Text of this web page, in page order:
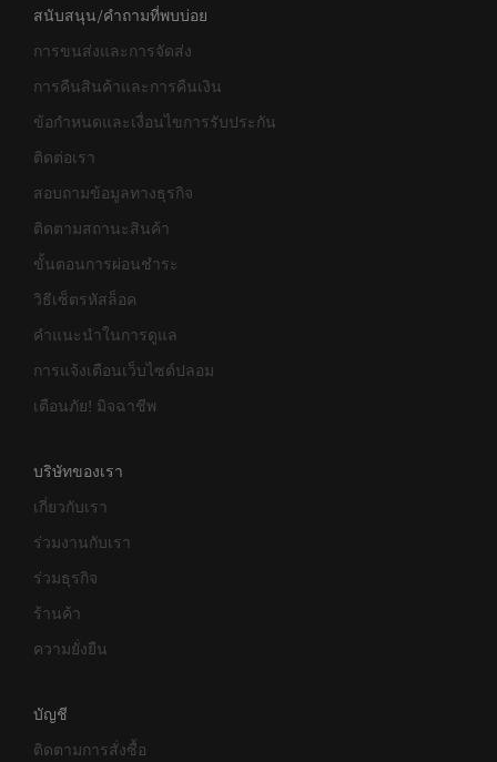
สนับสนุน/คำถามที่พบบ่อย
การขนส่งและการจัดส่ง
การคืนสินค้าและการคืนเงิน
ข้อกำหนดและเงื่อนไขการรับประกัน
ติดต่อเรา
สอบถามข้อมูลทางธุรกิจ
ติดตามสถานะสินค้า
ขั้นตอนการผ่อนชำระ
วิธีเซ็ตรหัสล็อค
คำแนะนำในการดูแล
การแจ้งเตือนเว็บไซต์ปลอม
เตือนภัย! มิจฉาชีพ
บริษัทของเรา
เกี่ยวกับเรา
ร่วมงานกับเรา
ร่วมธุรกิจ
ร้านค้า
ความยั่งยืน
บัญชี
ติดตามการสั่งซื้อ